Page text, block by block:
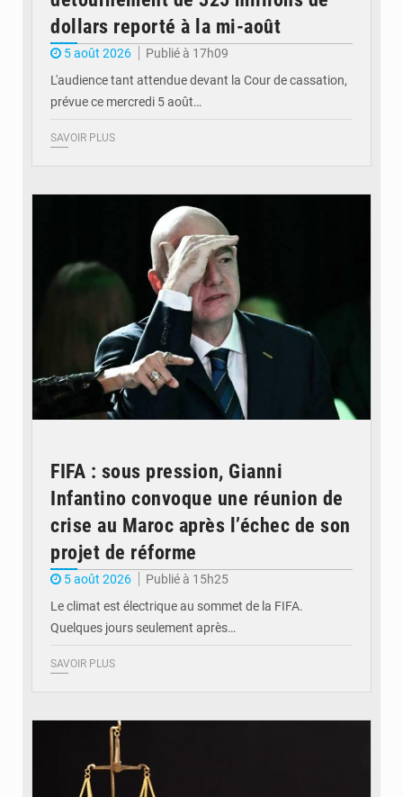
dollars reporté à la mi-août
5 août 2026
Publié à 17h09
L'audience tant attendue devant la Cour de cassation,
prévue ce mercredi 5 août…
SAVOIR PLUS
FIFA : sous pression, Gianni
Infantino convoque une réunion de
crise au Maroc après l’échec de son
projet de réforme
5 août 2026
Publié à 15h25
Le climat est électrique au sommet de la FIFA.
Quelques jours seulement après…
SAVOIR PLUS